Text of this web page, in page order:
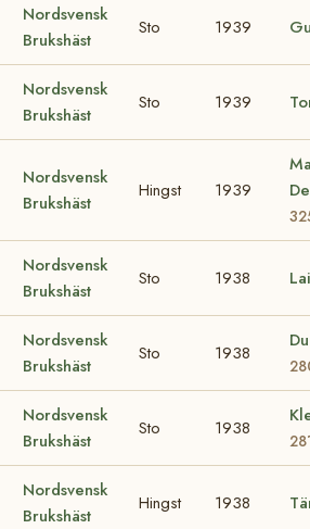
Nordsvensk
Brukshäst
Sto 1939
Nordsvensk
Brukshäst
Sto 1939
Nordsvensk
Brukshäst
Hingst 1939
Nordsvensk
Brukshäst
Sto 1938
Nordsvensk
Brukshäst
Sto 1938
Nordsvensk
Brukshäst
Sto 1938
Nordsvensk
Brukshäst
Hingst 1938